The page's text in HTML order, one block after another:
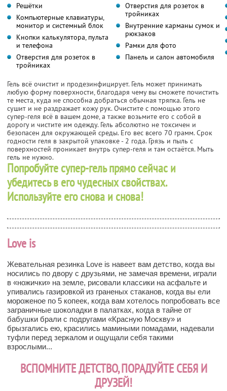
Решётки
Компьютерные клавиатуры,
монитор и системный блок
Кнопки калькулятора, пульта
и телефона
Отверстия для розеток в
тройниках
Отверстия для розеток в
тройниках
Внутренние карманы сумок и
рюкзаков
Рамки для фото
Панель и салон автомобиля
Гель всё очистит и продезинфицирует. Гель может принимать
любую форму поверхности, благодаря чему вы сможете почистить
те места, куда не способна добраться обычная тряпка. Гель не
сушит и не раздражает кожу рук. Очистите с помощью этого
супер-геля всё в вашем доме, а также возьмите его с собой в
дорогу и чистите им одежду. Гель абсолютно не токсичен и
безопасен для окружающей среды. Его вес всего 70 грамм. Срок
годности геля в закрытой упаковке - 2 года. Грязь и пыль с
поверхностей проникает внутрь супер-геля и там остаётся. Мыть
гель не нужно.
Попробуйте супер-гель прямо сейчас и
убедитесь в его чудесных свойствах.
Используйте его снова и снова!
Love is
Жевательная резинка Love is навеет вам детство, когда вы
носились по двору с друзьями, не замечая времени, играли
в «ножички» на земле, рисовали классики на асфальте и
упивались газировкой из граненых стаканов, когда вы ели
мороженое по 5 копеек, когда вам хотелось попробовать все
заграничные шоколадки в палатках, когда в тайне от
бабушки брали с подругами «Красную Москву» и
брызгались ею, красились мамиными помадами, надевали
туфли перед зеркалом и ощущали себя такими
взрослыми...
ВСПОМНИТЕ ДЕТСТВО, ПОРАДУЙТЕ СЕБЯ И
ДРУЗЕЙ!